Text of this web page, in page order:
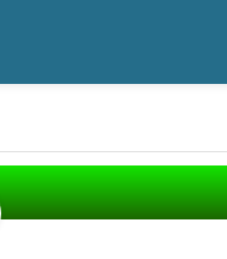
Click para agrandar